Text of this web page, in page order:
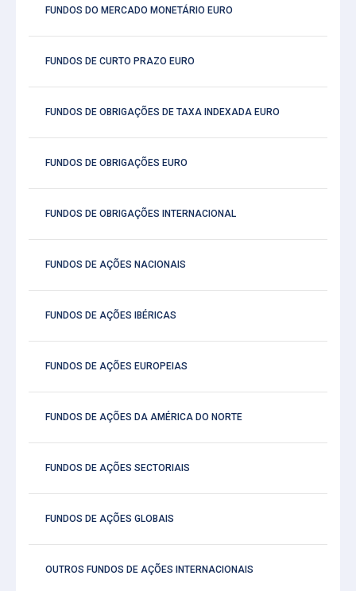
FUNDOS DO MERCADO MONETÁRIO EURO
FUNDOS DE CURTO PRAZO EURO
FUNDOS DE OBRIGAÇÕES DE TAXA INDEXADA EURO
FUNDOS DE OBRIGAÇÕES EURO
FUNDOS DE OBRIGAÇÕES INTERNACIONAL
FUNDOS DE AÇÕES NACIONAIS
FUNDOS DE AÇÕES IBÉRICAS
FUNDOS DE AÇÕES EUROPEIAS
FUNDOS DE AÇÕES DA AMÉRICA DO NORTE
FUNDOS DE AÇÕES SECTORIAIS
FUNDOS DE AÇÕES GLOBAIS
OUTROS FUNDOS DE AÇÕES INTERNACIONAIS